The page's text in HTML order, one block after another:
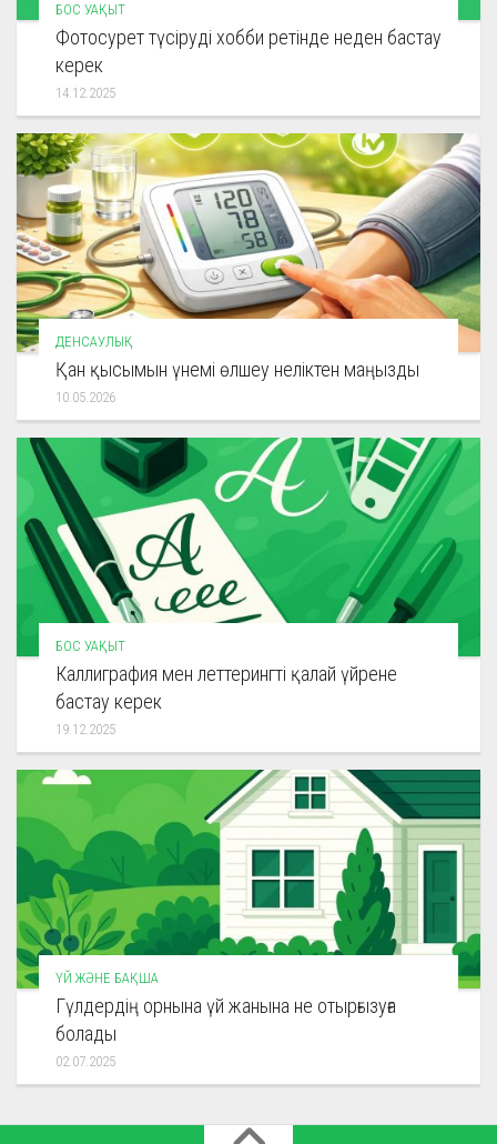
БОС УАҚЫТ
Фотосурет түсіруді хобби ретінде неден бастау
керек
14.12.2025
ДЕНСАУЛЫҚ
Қан қысымын үнемі өлшеу неліктен маңызды
10.05.2026
БОС УАҚЫТ
Каллиграфия мен леттерингті қалай үйрене
бастау керек
19.12.2025
ҮЙ ЖӘНЕ БАҚША
Гүлдердің орнына үй жанына не отырғызуға
болады
02.07.2025